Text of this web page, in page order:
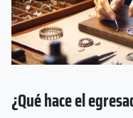
¿Qué hace el